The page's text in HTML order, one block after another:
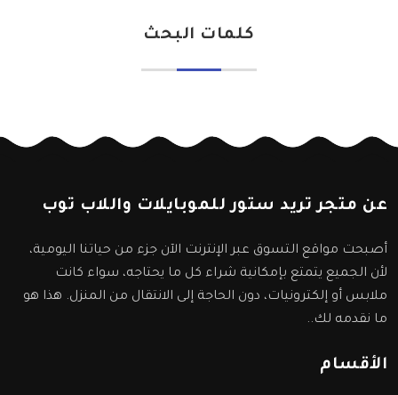
كلمات البحث
عن متجر تريد ستور للموبايلات واللاب توب
أصبحت مواقع التسوق عبر الإنترنت الآن جزء من حياتنا اليومية،
لأن الجميع يتمتع بإمكانية شراء كل ما يحتاجه، سواء كانت
ملابس أو إلكترونيات، دون الحاجة إلى الانتقال من المنزل. هذا هو
ما نقدمه لك..
الأقسام